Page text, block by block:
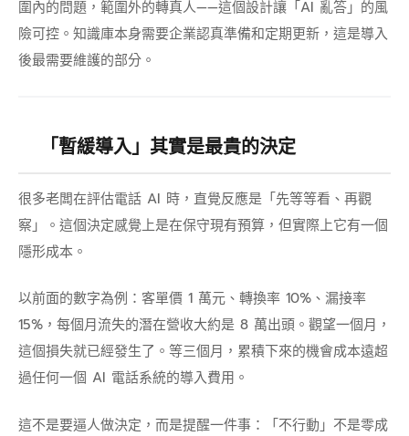
圍內的問題，範圍外的轉真人——這個設計讓「AI 亂答」的風
險可控。知識庫本身需要企業認真準備和定期更新，這是導入
後最需要維護的部分。
「暫緩導入」其實是最貴的決定
很多老闆在評估電話 AI 時，直覺反應是「先等等看、再觀
察」。這個決定感覺上是在保守現有預算，但實際上它有一個
隱形成本。
以前面的數字為例：客單價 1 萬元、轉換率 10%、漏接率
15%，每個月流失的潛在營收大約是 8 萬出頭。觀望一個月，
這個損失就已經發生了。等三個月，累積下來的機會成本遠超
過任何一個 AI 電話系統的導入費用。
這不是要逼人做決定，而是提醒一件事：「不行動」不是零成